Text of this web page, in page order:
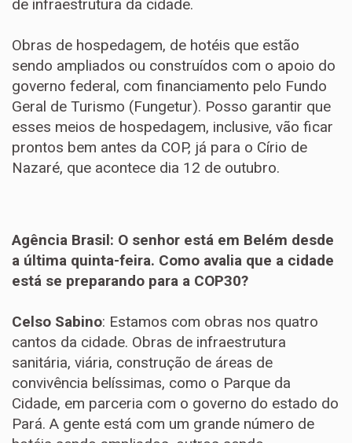
de infraestrutura da cidade.
Obras de hospedagem, de hotéis que estão
sendo ampliados ou construídos com o apoio do
governo federal, com financiamento pelo Fundo
Geral de Turismo (Fungetur). Posso garantir que
esses meios de hospedagem, inclusive, vão ficar
prontos bem antes da COP, já para o Círio de
Nazaré, que acontece dia 12 de outubro.
Agência Brasil: O senhor está em Belém desde
a última quinta-feira. Como avalia que a cidade
está se preparando para a COP30?
Celso Sabino: Estamos com obras nos quatro
cantos da cidade. Obras de infraestrutura
sanitária, viária, construção de áreas de
convivência belíssimas, como o Parque da
Cidade, em parceria com o governo do estado do
Pará. A gente está com um grande número de